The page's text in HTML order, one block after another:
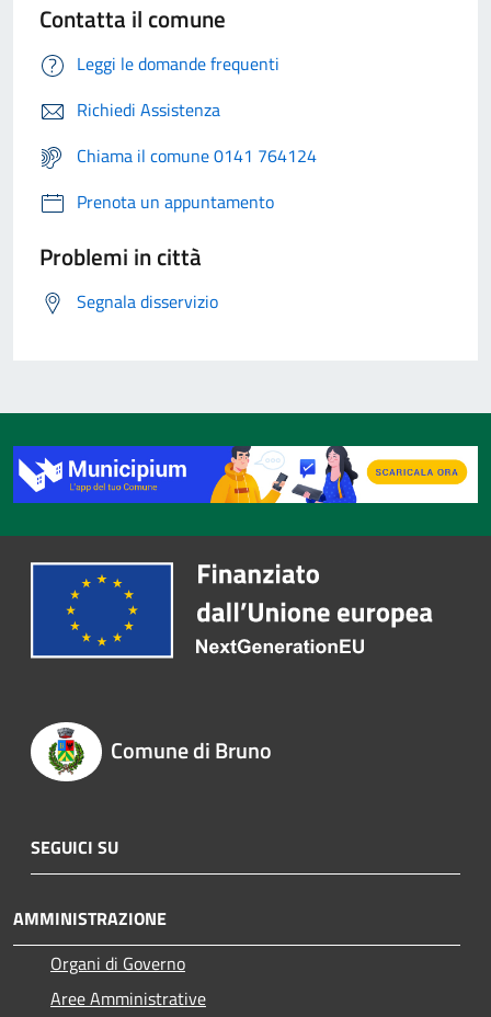
Contatta il comune
Leggi le domande frequenti
Richiedi Assistenza
Chiama il comune 0141 764124
Prenota un appuntamento
Problemi in città
Segnala disservizio
Comune di Bruno
SEGUICI SU
AMMINISTRAZIONE
Organi di Governo
Aree Amministrative